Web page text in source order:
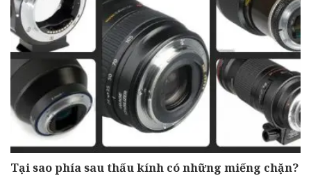
Tại sao phía sau thấu kính có những miếng chặn?